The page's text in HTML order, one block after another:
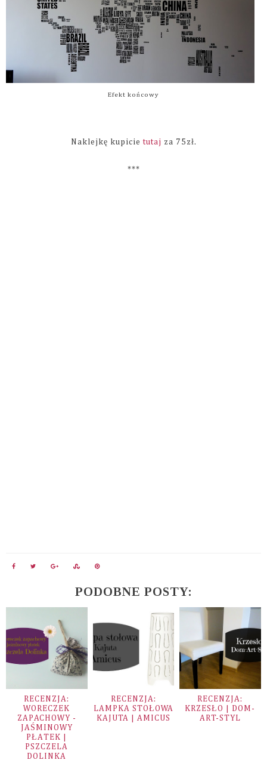
Efekt końcowy
Naklejkę kupicie tutaj za 75zł.
***
PODOBNE POSTY:
RECENZJA:
WORECZEK
ZAPACHOWY -
JAŚMINOWY
PŁATEK |
PSZCZELA
DOLINKA
RECENZJA:
LAMPKA STOŁOWA
KAJUTA | AMICUS
RECENZJA:
KRZESŁO | DOM-
ART-STYL